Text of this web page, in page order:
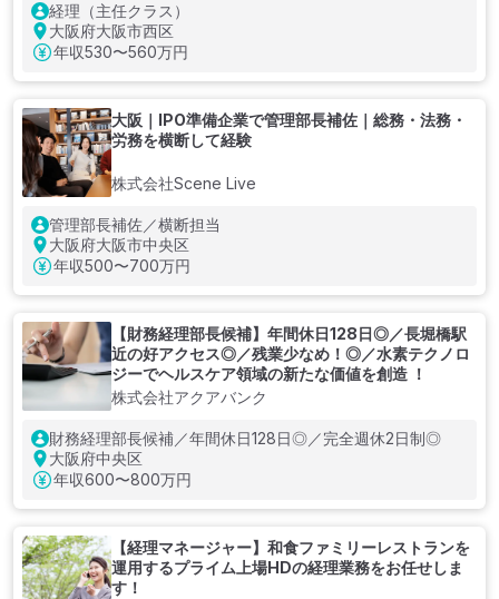
経理（主任クラス）
大阪府大阪市西区
年収530〜560万円
大阪｜IPO準備企業で管理部長補佐｜総務・法務・
労務を横断して経験
株式会社Scene Live
管理部長補佐／横断担当
大阪府大阪市中央区
年収500〜700万円
【財務経理部長候補】年間休日128日◎／長堀橋駅
近の好アクセス◎／残業少なめ！◎／水素テクノロ
ジーでヘルスケア領域の新たな価値を創造 ！
株式会社アクアバンク
財務経理部長候補／年間休日128日◎／完全週休2日制◎
大阪府中央区
年収600〜800万円
【経理マネージャー】和⾷ファミリーレストランを
運用するプライム上場HDの経理業務をお任せしま
す！